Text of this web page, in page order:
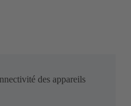
des appareils